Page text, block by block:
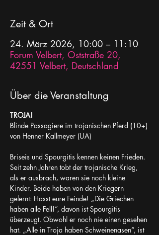
Zeit & Ort
24. März 2026, 10:00 – 11:10
Forum Velbert, Oststraße 20,
42551 Velbert, Deutschland
Über die Veranstaltung
TROJA!
Blinde Passagiere im trojanischen Pferd (10+)
von Henner Kallmeyer (UA)
Briseis und Spourgitis kennen keinen Frieden.
Seit zehn Jahren tobt der trojanische Krieg,
als er ausbrach, waren sie noch kleine
Kinder. Beide haben von den Kriegern
gelernt: Hasst eure Feinde! „Die Griechen
haben alle Fell!“, davon ist Spourgitis
überzeugt. Obwohl er noch nie einen gesehen
hat. „Alle in Troja haben Schweinenasen“, ist